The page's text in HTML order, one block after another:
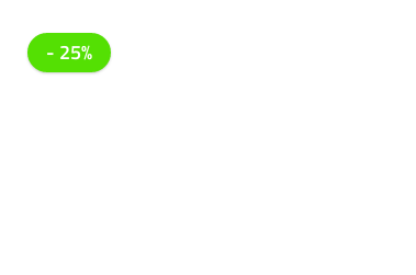
Produktgalerie überspringen
- 25%